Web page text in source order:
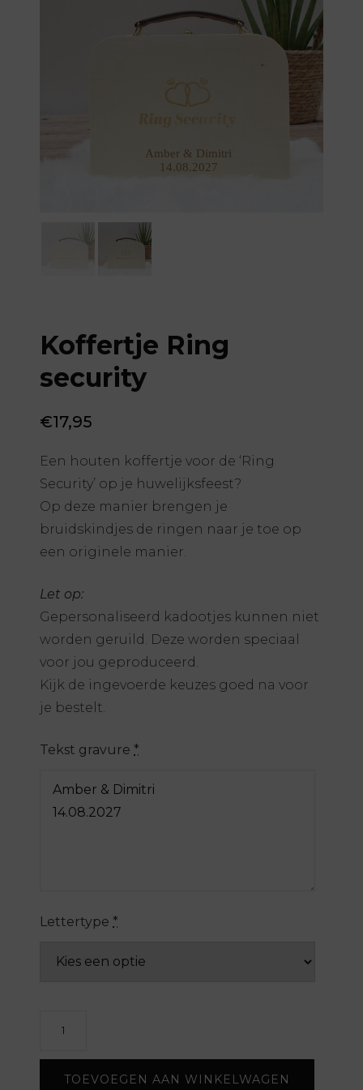
Amber & Dimitri
14.08.2027
Koffertje Ring
security
€17,95
Een houten koffertje voor de ‘Ring
Security’ op je huwelijksfeest?
Op deze manier brengen je
bruidskindjes de ringen naar je toe op
een originele manier.
Let op:
Gepersonaliseerd kadootjes kunnen niet
worden geruild. Deze worden speciaal
voor jou geproduceerd.
Kijk de ingevoerde keuzes goed na voor
je bestelt.
Tekst gravure *
Lettertype *
TOEVOEGEN AAN WINKELWAGEN